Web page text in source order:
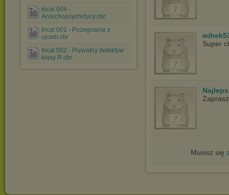
Incal 004 -
Anarchopsychotycy.cbr
Incal 001 - Pożegnanie z
ojcem.cbr
Incal 002 - Prywatny detektyw
klasy R.cbr
Super
Musisz się